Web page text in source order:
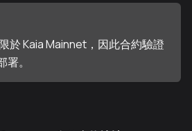
於 Kaia Mainnet，因此合約驗證
。